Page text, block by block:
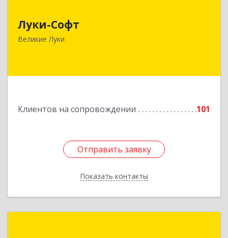
Луки-Софт
Великие Луки
Клиентов на сопровождении 101
Отправить заявку
Показать контакты
182113, Псковская обл, Великие Луки г,
Отправить заявку
Назад